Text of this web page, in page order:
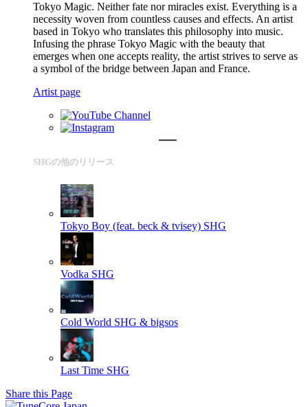
Tokyo Magic. Neither fate nor miracles exist. Everything is a
necessity woven from countless causes and effects. An artist
based in Tokyo who translates this philosophy into music.
Infusing the phrase Tokyo Magic with the beauty that
emerges when one accepts reality, the artist strives to serve as
a symbol of the bridge between Japan and France.
Artist page
SHGの他のリリース
Tokyo Boy (feat. beck & tvisey) SHG
Vodka SHG
Cold World SHG & bigsos
Last Time SHG
Share this Page